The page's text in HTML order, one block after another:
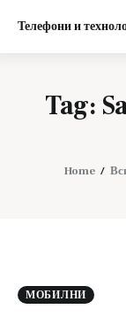
Телефони и
Tag:
Home
Начало
МОБИЛНИ